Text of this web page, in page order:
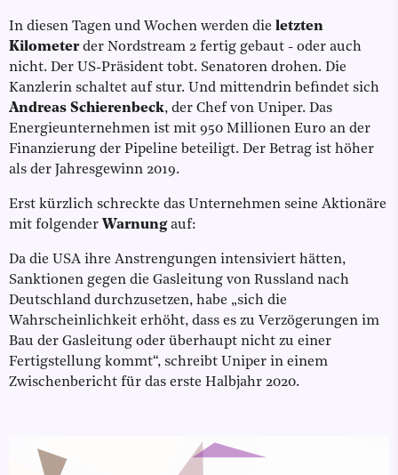
In diesen Tagen und Wochen werden die letzten
Kilometerder Nordstream 2 fertig gebaut - oder auch
nicht. Der US-Präsident tobt. Senatoren drohen. Die
Kanzlerin schaltet auf stur. Und mittendrin befindet sich
Andreas Schierenbeck, der Chef von Uniper. Das
Energieunternehmen ist mit 950 Millionen Euro an der
Finanzierung der Pipeline beteiligt. Der Betrag ist höher
als der Jahresgewinn 2019.
Erst kürzlich schreckte das Unternehmen seine Aktionäre
mit folgender Warnungauf:
Da die USA ihre Anstrengungen intensiviert hätten,
Sanktionen gegen die Gasleitung von Russland nach
Deutschland durchzusetzen, habe „sich die
Wahrscheinlichkeit erhöht, dass es zu Verzögerungen im
Bau der Gasleitung oder überhaupt nicht zu einer
Fertigstellung kommt“, schreibt Uniper in einem
Zwischenbericht für das erste Halbjahr 2020.